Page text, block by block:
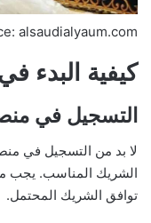
alsaudialyaum.com
كيفية البدء
التسجيل في
لا بد من التسجيل في
الشريك المناسب. يجب
توافق الشريك المحتمل.